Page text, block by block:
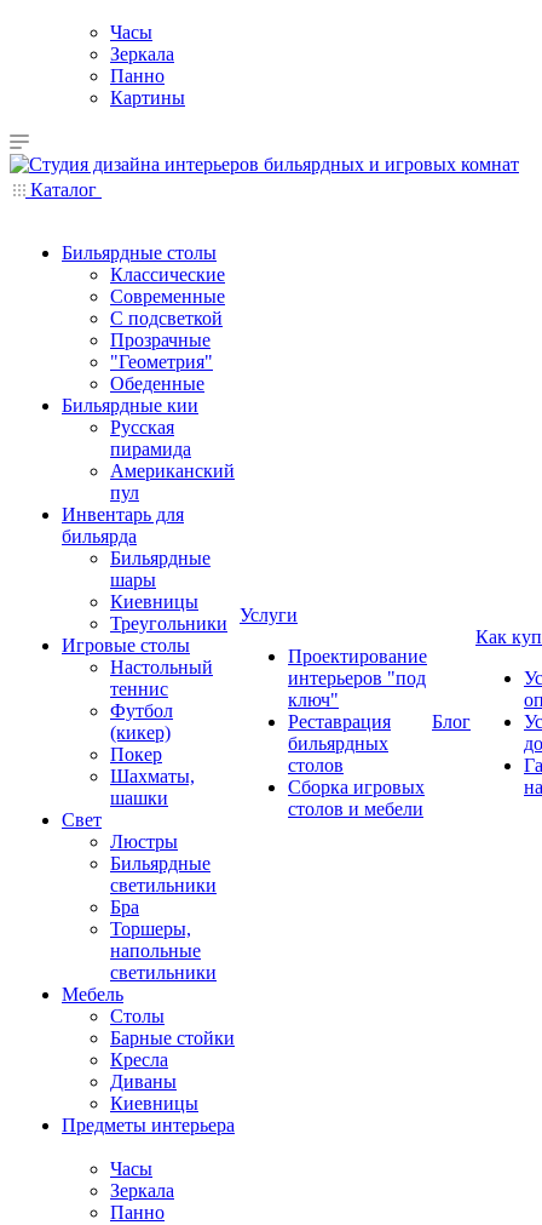
Часы
Зеркала
Панно
Картины
Каталог
Бильярдные столы
Классические
Современные
С подсветкой
Прозрачные
"Геометрия"
Обеденные
Бильярдные кии
Русская
пирамида
Американский
пул
Инвентарь для
бильярда
Бильярдные
шары
Киевницы
Треугольники
Игровые столы
Настольный
теннис
Футбол
(кикер)
Покер
Шахматы,
шашки
Свет
Люстры
Бильярдные
светильники
Бра
Торшеры,
напольные
светильники
Мебель
Столы
Барные стойки
Кресла
Диваны
Киевницы
Предметы интерьера
Часы
Зеркала
Панно
Услуги
Проектирование
интерьеров "под
ключ"
Реставрация
бильярдных
столов
Сборка игровых
столов и мебели
Блог
Как